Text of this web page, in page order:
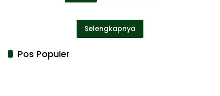
Selengkapnya
Pos Populer